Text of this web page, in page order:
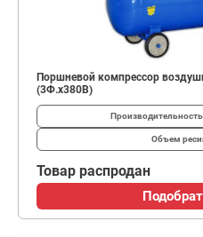
Поршневой компрессор
(3Ф.х380В)
Объем
Товар распродан